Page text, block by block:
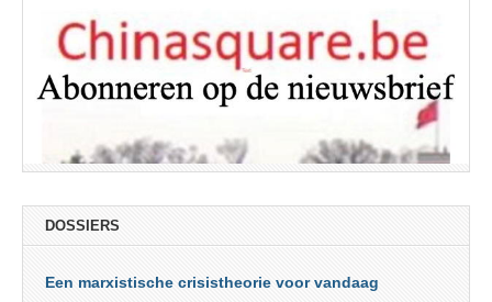
DOSSIERS
Een marxistische crisistheorie voor vandaag